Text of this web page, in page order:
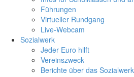
Führungen
Virtueller Rundgang
Live-Webcam
Sozialwerk
Jeder Euro hilft
Vereinszweck
Berichte über das Sozialwerk